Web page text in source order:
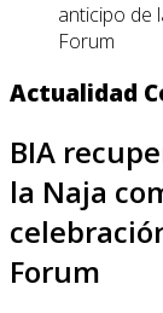
anticipo de
Forum
Actualidad
BIA
la Naja
Forum